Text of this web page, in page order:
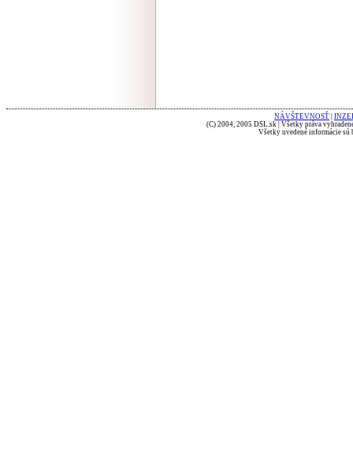
NÁVŠTEVNOSŤ
(C) 2004, 2005 DSL.sk | Všetky práva
Všetky uvedené informácie sú